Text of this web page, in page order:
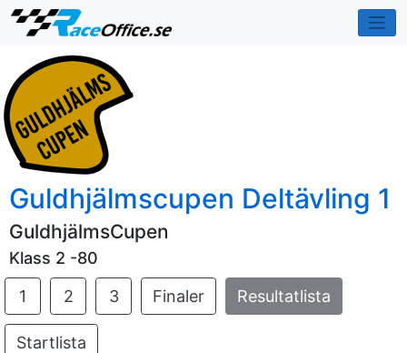
Guldhjälmscupen Deltävling 1
GuldhjälmsCupen
Klass 2 -80
1
2 3 Finaler Resultatlista
Startlista